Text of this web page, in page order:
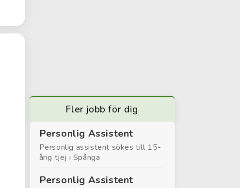
Fler jobb för dig
Personlig Assistent
Personlig assistent sökes till 15-
årig tjej i Spånga
Personlig Assistent